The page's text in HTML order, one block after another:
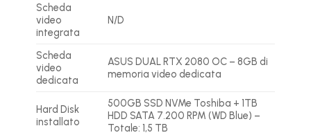
Scheda
video
integrata
N/D
Scheda
video
dedicata
ASUS DUAL RTX 2080 OC – 8GB di
memoria video dedicata
Hard Disk
installato
500GB SSD NVMe Toshiba + 1TB
HDD SATA 7.200 RPM (WD Blue) –
Totale: 1,5 TB